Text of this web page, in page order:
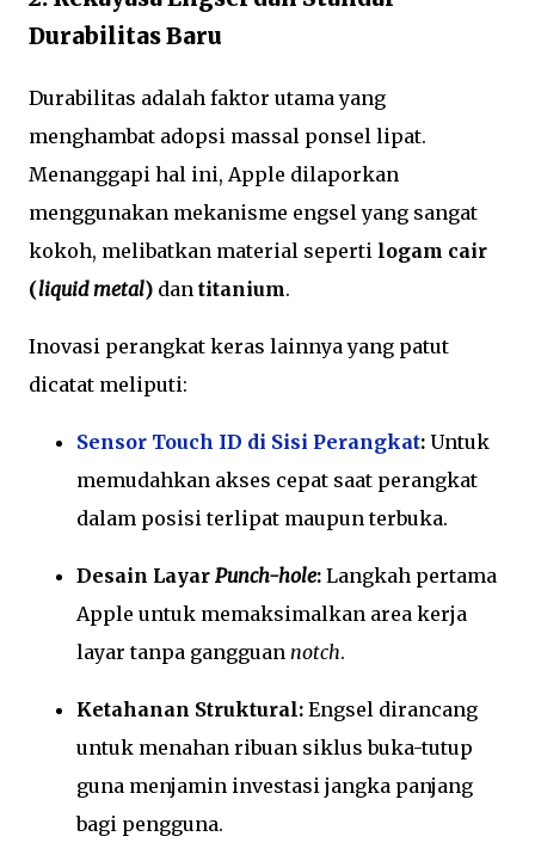
Durabilitas Baru
Durabilitas adalah faktor utama yang
menghambat adopsi massal ponsel lipat.
Menanggapi hal ini, Apple dilaporkan
menggunakan mekanisme engsel yang sangat
kokoh, melibatkan material seperti logam cair
(liquid metal) dan titanium.
Inovasi perangkat keras lainnya yang patut
dicatat meliputi:
Sensor Touch ID di Sisi Perangkat: Untuk
memudahkan akses cepat saat perangkat
dalam posisi terlipat maupun terbuka.
Desain Layar Punch-hole: Langkah pertama
Apple untuk memaksimalkan area kerja
layar tanpa gangguan notch.
Ketahanan Struktural: Engsel dirancang
untuk menahan ribuan siklus buka-tutup
guna menjamin investasi jangka panjang
bagi pengguna.